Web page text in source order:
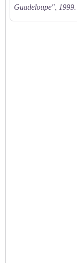
Guadeloupe", 1999.